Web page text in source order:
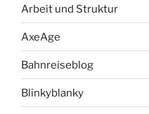
Arbeit und Struktur
AxeAge
Bahnreiseblog
Blinkyblanky